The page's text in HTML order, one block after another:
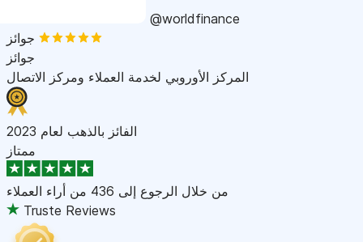
@worldfinance
جوائز
المركز الأوروبي لخدمة العملاء ومركز الاتصال
الفائز بالذهب لعام 2023
ممتاز
من خلال الرجوع إلى 436 من أراء العملاء
Truste Reviews